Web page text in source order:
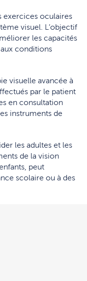
exercices oculaires
visuel. L’objectif
les capacités
conditions
visuelle avancée à
par le patient
en consultation
instruments de
les adultes et les
de la vision
peut
scolaire ou à des